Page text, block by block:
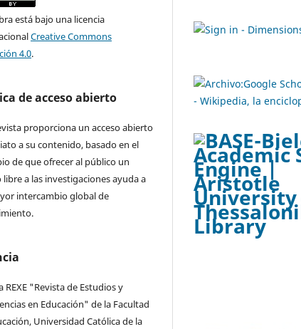
está bajo una licencia
Creative Commons
4.0.
de acceso abierto
proporciona un acceso abierto
a su contenido, basado en el
de que ofrecer al público un
libre a las investigaciones ayuda a
intercambio global de
REXE "Revista de Estudios y
en Educación" de la Facultad
Universidad Católica de la